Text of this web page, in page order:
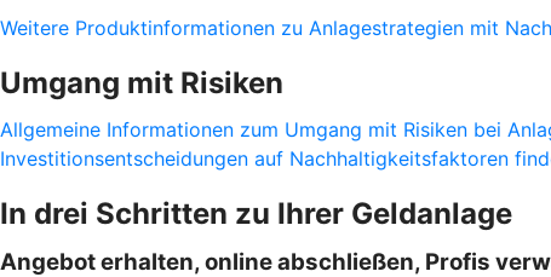
Weitere Produktinformationen zu Anlagestrategien mit
Umgang mit Risiken
Allgemeine Informationen zum Umgang mit Risiken bei
Investitionsentscheidungen auf Nachhaltigkeitsfaktoren
In drei Schritten zu Ihrer Geldanlage
Angebot erhalten, online abschließen, Profis